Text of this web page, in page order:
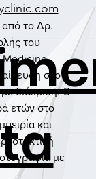
από το Δρ.
του
Medicine,
στο
διάκριση. Ο
ετών στο
και
με